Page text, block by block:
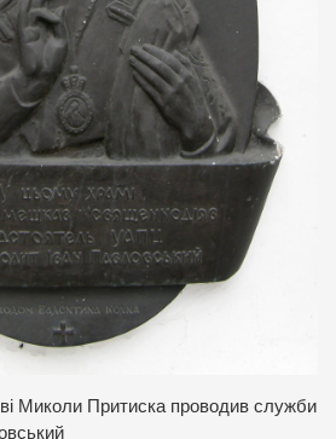
Миколи Притиска проводив служби